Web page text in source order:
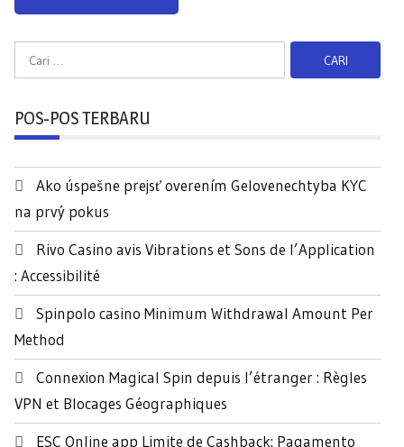
a
u
k
:
POS-POS TERBARU
Ako úspešne prejsť overením Gelovenechtyba KYC
na prvý pokus
Rivo Casino avis Vibrations et Sons de l’Application
: Accessibilité
Spinpolo casino Minimum Withdrawal Amount Per
Method
Connexion Magical Spin depuis l’étranger : Règles
VPN et Blocages Géographiques
ESC Online app Limite de Cashback: Pagamento